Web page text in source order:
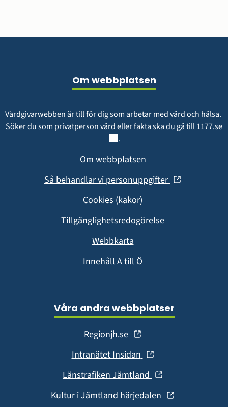
Om webbplatsen
Vårdgivarwebben är till för dig som arbetar med vård och hälsa.
Söker du som privatperson vård eller fakta ska du gå till 1177.se
.
Om webbplatsen
Så behandlar vi personuppgifter (öppnas
Cookies (kakor)
Tillgänglighetsredogörelse
Webbkarta
Innehåll A till Ö
Våra andra webbplatser
Regionjh.se (öppnas
nytt
fönster)
Intranätet Insidan (öppnas
nytt
fönster)
Länstrafiken Jämtland (öppnas
nytt
Kultur i Jämtland härjedalen (öppnas